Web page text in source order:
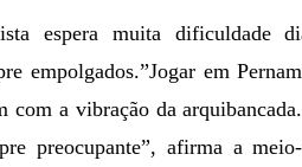
espera muita dificuldade
empolgados.”Jogar em
com a vibração da
preocupante”, afirma a